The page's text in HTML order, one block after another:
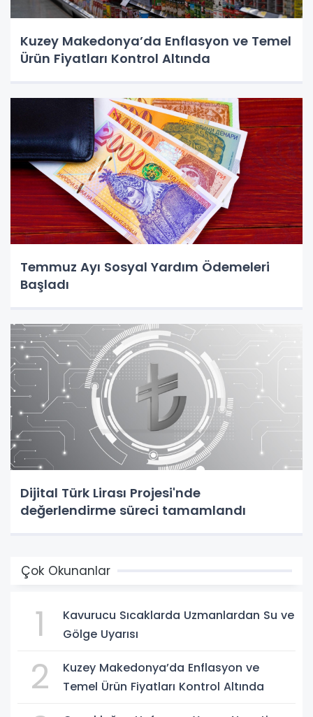
Kuzey Makedonya’da Enflasyon ve Temel
Ürün Fiyatları Kontrol Altında
Temmuz Ayı Sosyal Yardım Ödemeleri
Başladı
Dijital Türk Lirası Projesi'nde
değerlendirme süreci tamamlandı
Çok Okunanlar
1
Kavurucu Sıcaklarda Uzmanlardan Su ve
Gölge Uyarısı
2
Kuzey Makedonya’da Enflasyon ve
Temel Ürün Fiyatları Kontrol Altında